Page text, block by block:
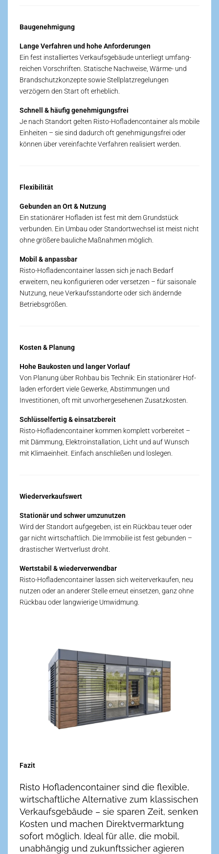
Baugenehmigung
Lange Verfahren und hohe Anforderungen
Ein fest installiertes Verkaufs­gebäude unterliegt umfang­
reichen Vorschriften. Statische Nach­weise, Wärme- und
Brandschutz­konzepte sowie Stell­platz­regelungen
verzögern den Start oft erheblich.
Schnell & häufig genehmigungs­frei
Je nach Standort gelten Risto-Hofladen­container als mobile
Einheiten – sie sind dadurch oft genehmigungs­frei oder
können über vereinfachte Verfahren realisiert werden.
Flexibilität
Gebunden an Ort & Nutzung
Ein stationärer Hof­laden ist fest mit dem Grund­stück
verbunden. Ein Umbau oder Standort­wechsel ist meist nicht
ohne größere bauliche Maß­nahmen möglich.
Mobil & anpassbar
Risto-Hofladen­container lassen sich je nach Bedarf
erweitern, neu konfigurieren oder versetzen – für saisonale
Nutzung, neue Verkaufs­standorte oder sich ändernde
Betriebs­größen.
Kosten & Planung
Hohe Bau­kosten und langer Vorlauf
Von Planung über Roh­bau bis Technik: Ein stationärer Hof­
laden erfordert viele Gewerke, Abstimmungen und
Investitionen, oft mit unvorher­gesehenen Zusatz­kosten.
Schlüsselfertig & einsatzbereit
Risto-Hofladen­container kommen komplett vorbereitet –
mit Dämmung, Elektro­installation, Licht und auf Wunsch
mit Klima­einheit. Einfach anschließen und loslegen.
Wiederverkaufswert
Stationär und schwer umzunutzen
Wird der Standort aufgegeben, ist ein Rück­bau teuer oder
gar nicht wirtschaftlich. Die Immobilie ist fest gebunden –
drastischer Wert­verlust droht.
Wertstabil & wieder­verwendbar
Risto-Hofladen­container lassen sich weiter­verkaufen, neu
nutzen oder an anderer Stelle erneut einsetzen, ganz ohne
Rück­bau oder lang­wierige Umwidmung.
Fazit
Risto Hofladen­container sind die flexible,
wirtschaftliche Alternative zum klassischen
Verkaufs­gebäude – sie sparen Zeit, senken
Kosten und machen Direkt­vermarktung
sofort möglich. Ideal für alle, die mobil,
unabhängig und zukunfts­sicher agieren